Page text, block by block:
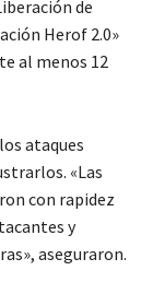
de
Herof 2.0»
al menos 12
ataques
«Las
con rapidez
y
aseguraron.